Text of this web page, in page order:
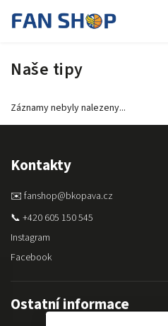
Naše tipy
Záznamy nebyly nalezeny...
Kontakty
✉️ fanshop@bkopava.cz
📞 +420 605 150 545
Instagram
Facebook
Ostatní informace